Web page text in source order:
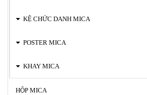
KỆ CHỨC DANH MICA
POSTER MICA
KHAY MICA
HỘP MICA